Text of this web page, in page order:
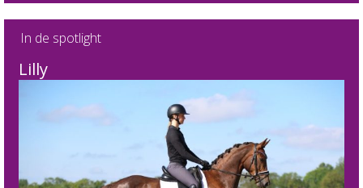
In de spotlight
Lilly